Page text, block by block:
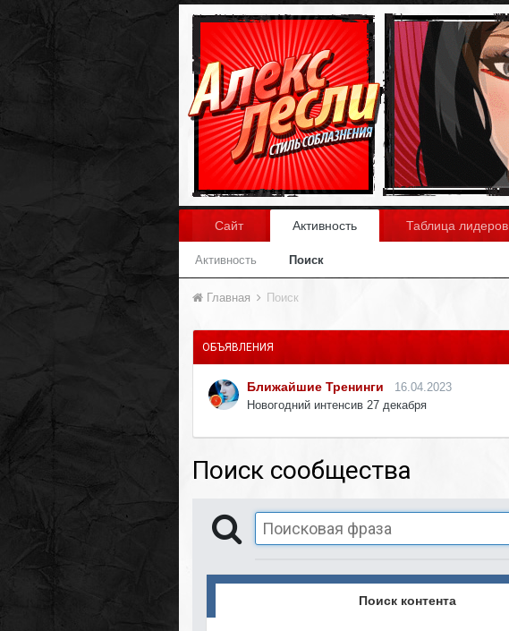
Сайт Активность
Активность Поиск
Таблица лидеров
Главная Поиск
ОБЪЯВЛЕНИЯ
Ближайшие Тренинги
16.04.2023
Новогодний интенсив 27 декабря
Поиск сообщества
Поиск контента